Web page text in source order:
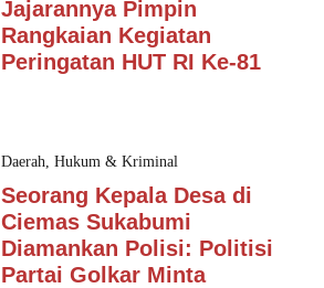
Jajarannya Pimpin
Rangkaian Kegiatan
Peringatan HUT RI Ke-81
Daerah, Hukum & Kriminal
Seorang Kepala Desa di
Ciemas Sukabumi
Diamankan Polisi: Politisi
Partai Golkar Minta